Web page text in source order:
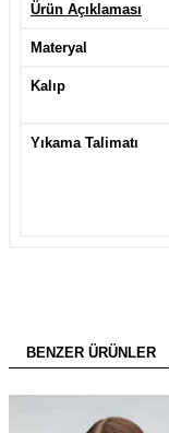
Ürün Açıklaması
Materyal
Kalıp
Yıkama Talimatı
BENZER ÜRÜNLER